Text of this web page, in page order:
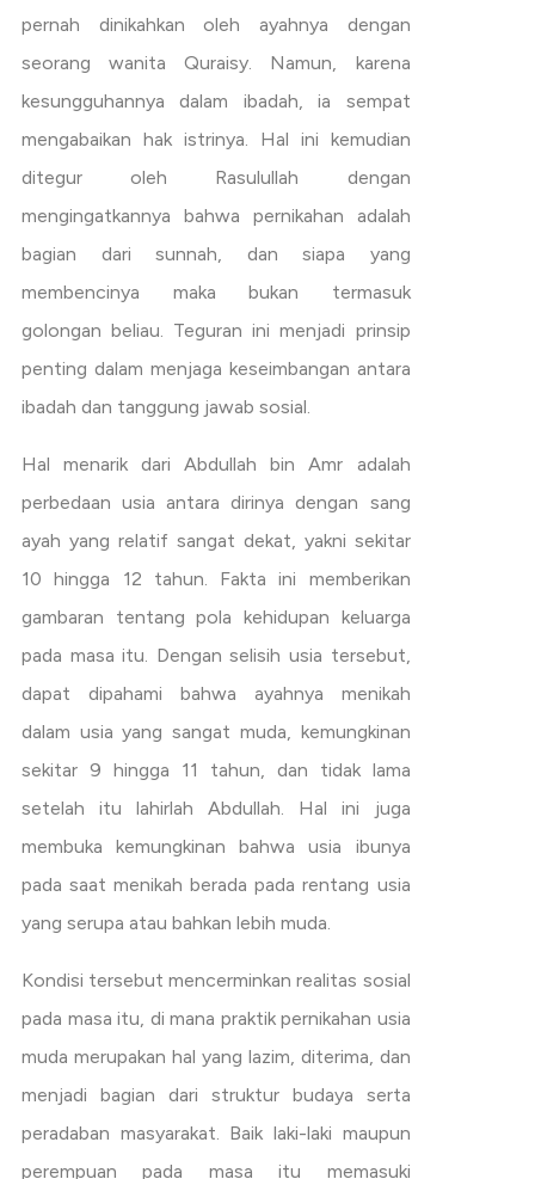
pernah dinikahkan oleh ayahnya dengan
seorang wanita Quraisy. Namun, karena
kesungguhannya dalam ibadah, ia sempat
mengabaikan hak istrinya. Hal ini kemudian
ditegur oleh Rasulullah dengan
mengingatkannya bahwa pernikahan adalah
bagian dari sunnah, dan siapa yang
membencinya maka bukan termasuk
golongan beliau. Teguran ini menjadi prinsip
penting dalam menjaga keseimbangan antara
ibadah dan tanggung jawab sosial.
Hal menarik dari Abdullah bin Amr adalah
perbedaan usia antara dirinya dengan sang
ayah yang relatif sangat dekat, yakni sekitar
10 hingga 12 tahun. Fakta ini memberikan
gambaran tentang pola kehidupan keluarga
pada masa itu. Dengan selisih usia tersebut,
dapat dipahami bahwa ayahnya menikah
dalam usia yang sangat muda, kemungkinan
sekitar 9 hingga 11 tahun, dan tidak lama
setelah itu lahirlah Abdullah. Hal ini juga
membuka kemungkinan bahwa usia ibunya
pada saat menikah berada pada rentang usia
yang serupa atau bahkan lebih muda.
Kondisi tersebut mencerminkan realitas sosial
pada masa itu, di mana praktik pernikahan usia
muda merupakan hal yang lazim, diterima, dan
menjadi bagian dari struktur budaya serta
peradaban masyarakat. Baik laki-laki maupun
perempuan pada masa itu memasuki